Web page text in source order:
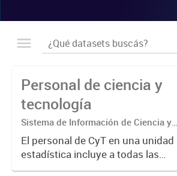
Personal de ciencia y
tecnología
Sistema de Información de Ciencia y
Tecnología Argentino (SICYTAR)
El personal de CyT en una unidad
estadística incluye a todas las
personas involucradas